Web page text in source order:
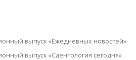
выпуск «Ежедневных новостей»
выпуск «Саентология сегодня»